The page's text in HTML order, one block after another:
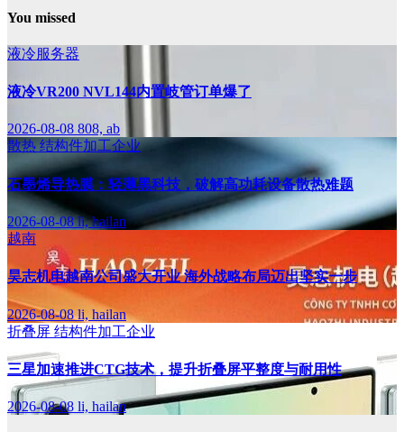
You missed
液冷服务器
液冷VR200 NVL144内置岐管订单爆了
2026-08-08 808, ab
散热 结构件加工企业
石墨烯导热膜：轻薄黑科技，破解高功耗设备散热难题
2026-08-08li, hailan
越南
昊志机电越南公司盛大开业 海外战略布局迈出坚实一步
2026-08-08li, hailan
折叠屏 结构件加工企业
三星加速推进CTG技术，提升折叠屏平整度与耐用性
2026-08-08 li, hailan